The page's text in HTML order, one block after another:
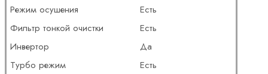
Режим осушения
Есть
Фильтр тонкой очистки
Есть
Инвертор
Да
Турбо режим
Есть